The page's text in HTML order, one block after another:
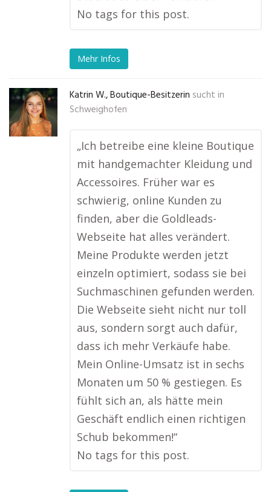
No tags for this post.
Mehr Infos
Katrin W., Boutique-Besitzerin sucht in
Schweighofen
„Ich betreibe eine kleine Boutique
mit handgemachter Kleidung und
Accessoires. Früher war es
schwierig, online Kunden zu
finden, aber die Goldleads-
Webseite hat alles verändert.
Meine Produkte werden jetzt
einzeln optimiert, sodass sie bei
Suchmaschinen gefunden werden.
Die Webseite sieht nicht nur toll
aus, sondern sorgt auch dafür,
dass ich mehr Verkäufe habe.
Mein Online-Umsatz ist in sechs
Monaten um 50 % gestiegen. Es
fühlt sich an, als hätte mein
Geschäft endlich einen richtigen
Schub bekommen!“
No tags for this post.